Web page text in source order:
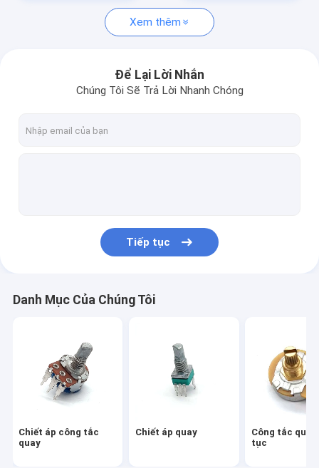
Chiết áp công tắc quay
Công tắc quay liên tục
Bộ mã hóa quay
Chiết áp có động cơ
Chậu guitar điện
Chiết áp tông đơ
Công tắc trượt điện
Xem thêm
Để Lại Lời Nhắn
Chúng Tôi Sẽ Trả Lời Nhanh Chóng
Tiếp tục
Danh Mục Của Chúng Tôi
Chiết áp công tắc
quay
Chiết áp quay
Công tắc quay
tục